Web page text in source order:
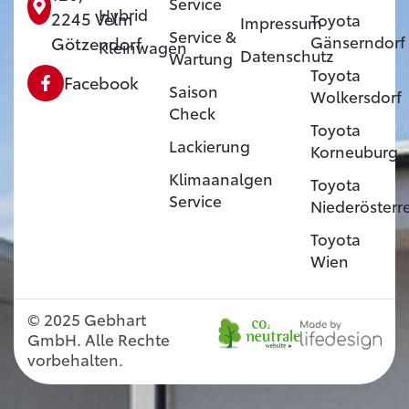
2245 Velm
Götzendorf
Facebook
Hybrid
KleinwagenService &
Wartung
Saison
Check
Lackierung
Klimaanalgen
Service
Impressum
Datenschutz
Toyota
Gänserndorf
Toyota
Wolkersdorf
Toyota
Korneuburg
Toyota
Toyota
Wien
© 2025 Gebhart
GmbH. Alle Rechte
vorbehalten.